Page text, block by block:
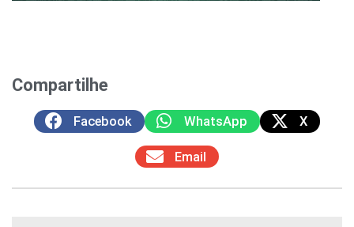
Compartilhe
Facebook WhatsApp X
Email